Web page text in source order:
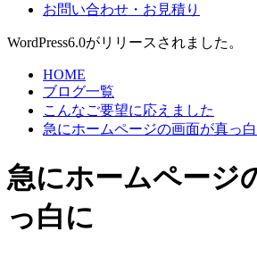
お問い合わせ・お見積り
WordPress6.0がリリースされました。
HOME
ブログ一覧
こんなご要望に応えました
急にホームページの画面が真っ
急にホームページ
っ白に